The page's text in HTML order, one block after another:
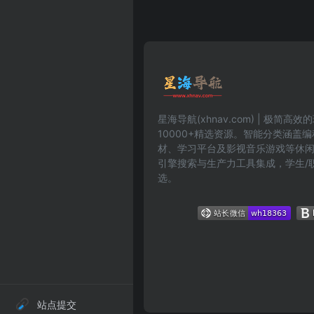
站点提交
星海导航(xhnav.com) | 极简高效
10000+精选资源。智能分类涵盖
材、学习平台及影视音乐游戏等休
引擎搜索与生产力工具集成，学生/
选。